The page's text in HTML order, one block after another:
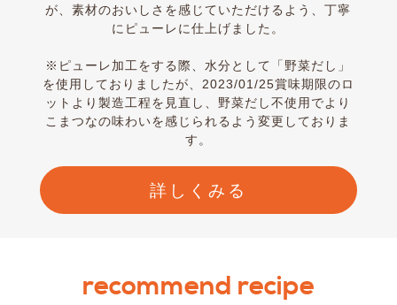
が、素材のおいしさを感じていただけるよう、丁寧
にピューレに仕上げました。
※ピューレ加工をする際、水分として「野菜だし」
を使用しておりましたが、2023/01/25賞味期限のロ
ットより製造工程を見直し、野菜だし不使用でより
こまつなの味わいを感じられるよう変更しておりま
す。
詳しくみる
recommend recipe